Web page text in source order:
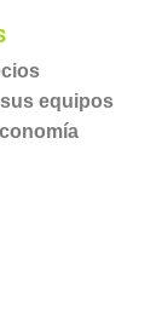
equipos